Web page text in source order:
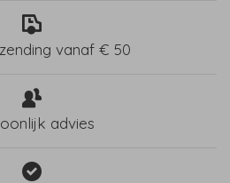
vanaf € 50
advies